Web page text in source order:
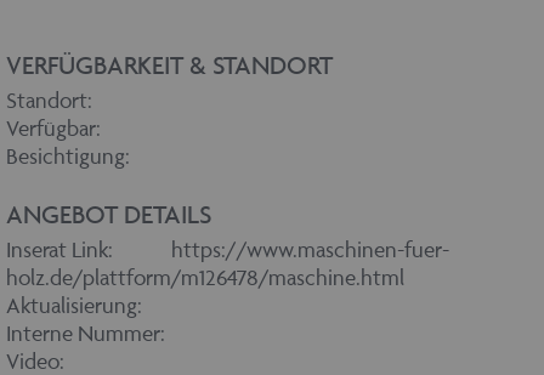
VERFÜGBARKEIT & STANDORT
Standort:
Verfügbar:
Besichtigung:
ANGEBOT DETAILS
Inserat Link:
https://www.maschinen-fuer-
holz.de/plattform/m126478/maschine.html
Aktualisierung:
Interne Nummer:
Video: